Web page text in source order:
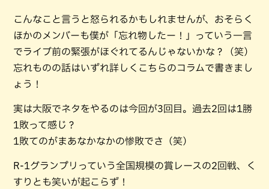
こんなこと言うと怒られるかもしれませんが、おそらく
ほかのメンバーも僕が「忘れ物したー！」っていう一言
でライブ前の緊張がほぐれてるんじゃないかな？（笑）
忘れものの話はいずれ詳しくこちらのコラムで書きまし
ょう！
実は大阪でネタをやるのは今回が3回目。過去2回は1勝
1敗って感じ？
1敗てのがまあなかなかの惨敗でさ（笑）
R-1グランプリっていう全国規模の賞レースの2回戦、く
すりとも笑いが起こらず！